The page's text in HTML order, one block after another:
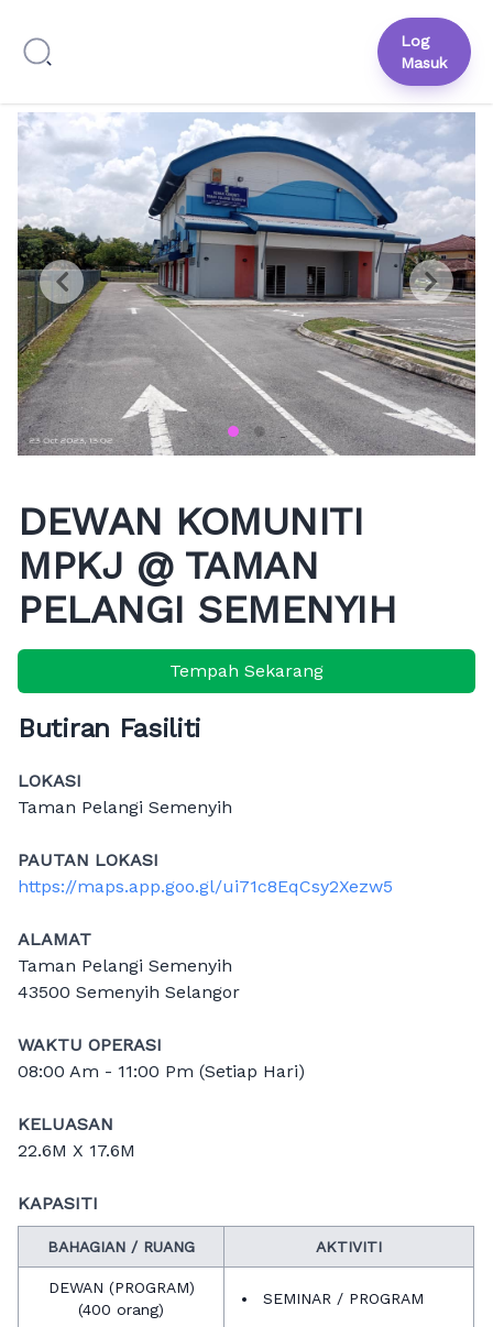
Log
Masuk
DEWAN KOMUNITI
MPKJ @ TAMAN
PELANGI SEMENYIH
Tempah Sekarang
Butiran Fasiliti
LOKASI
Taman Pelangi Semenyih
PAUTAN LOKASI
https://maps.app.goo.gl/ui71c8EqCsy2Xezw5
ALAMAT
Taman Pelangi Semenyih
43500 Semenyih Selangor
WAKTU OPERASI
08:00 Am - 11:00 Pm (Setiap Hari)
KELUASAN
22.6M X 17.6M
KAPASITI
BAHAGIAN / RUANG AKTIVITI
DEWAN (PROGRAM)
(400 orang)
SEMINAR / PROGRAM